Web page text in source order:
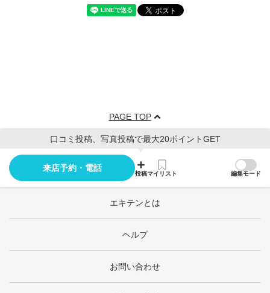
PAGE TOP
口コミ投稿、写真投稿で最大20ポイントGET
来店予約・電話
投稿マイリスト 編集モード
エキテンとは
ヘルプ
お問い合わせ